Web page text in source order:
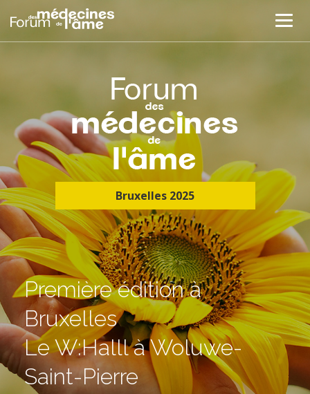
Première édition à
Bruxelles
Le W:Halll à Woluwe-
Saint-Pierre
Bruxelles 2025